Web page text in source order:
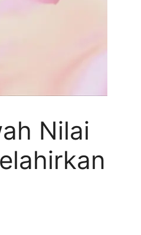
Nilai